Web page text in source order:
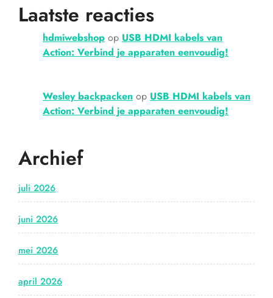
Laatste reacties
hdmiwebshop op USB HDMI kabels van
Action: Verbind je apparaten eenvoudig!
Wesley backpacken op USB HDMI kabels van
Action: Verbind je apparaten eenvoudig!
Archief
juli 2026
juni 2026
mei 2026
april 2026